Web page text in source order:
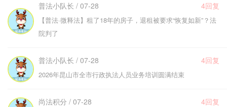
普法小队长 / 07-28 4回复
【普法·微释法】租了18年的房子，退租被要求“恢复如新”？法
院判了
普法小队长 / 07-28 4回复
2026年昆山市全市行政执法人员业务培训圆满结束
尚法积分 / 07-28 4回复